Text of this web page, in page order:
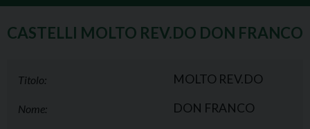
CASTELLI MOLTO REV.DO DON FRANCO
Titolo: MOLTO REV.DO
Nome: DON FRANCO